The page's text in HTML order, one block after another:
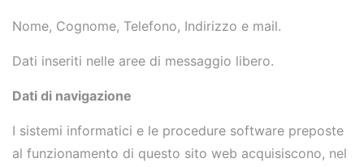
Nome, Cognome, Telefono, Indirizzo e mail.
Dati inseriti nelle aree di messaggio libero.
Dati di navigazione
I sistemi informatici e le procedure software preposte
al funzionamento di questo sito web acquisiscono, nel